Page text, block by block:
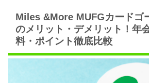
Miles &More MUFGカードゴ
のメリット・デメリット！年
料・ポイント徹底比較